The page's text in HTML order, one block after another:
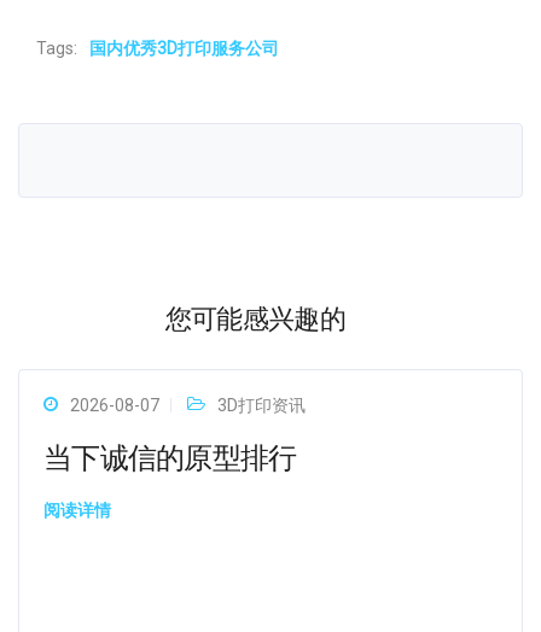
Tags: 国内优秀3D打印服务公司
您可能感兴趣的
2026-08-07 3D打印资讯
当下诚信的原型排行
阅读详情